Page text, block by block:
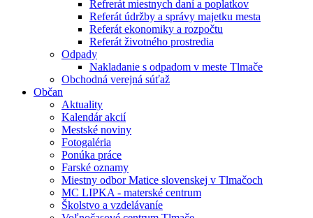
Refrerát miestnych daní a poplatkov
Referát údržby a správy majetku mesta
Referát ekonomiky a rozpočtu
Referát životného prostredia
Odpady
Nakladanie s odpadom v meste Tlmače
Obchodná verejná súťaž
Občan
Aktuality
Kalendár akcií
Mestské noviny
Fotogaléria
Ponúka práce
Farské oznamy
Miestny odbor Matice slovenskej v Tlmačoch
MC LIPKA - materské centrum
Školstvo a vzdelávaníe